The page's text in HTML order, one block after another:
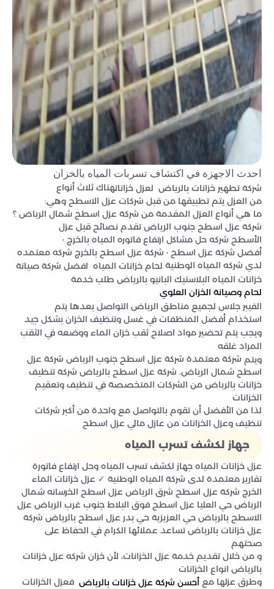
احدث الاجهزة في اكتشاف تسربات المياه بالخزان
شركة تطهير خزانات بالرياض لعزل خزاناتهناك ثلاث أنواع
من العزل يتم تطبيقها من قبل شركات عزل الاسطح وهي:
ما هي أنواع العزل المقدمة من شركة عزل اسطح شمال الرياض ؟
شركة عزل اسطح جنوب الرياض تقدم نصائح قبل عزل
الأسطح شركه حل مشاكل ارتفاع فاتوره المياه بالخرج ·
أفضل شركة عزل اسطح · شركة عزل اسطح بالخرج شركه معتمده
لدي شركه المياه الوطنية لحام خزانات المياه افضل شركة صيانة
خزانات المياه البلاستيك البانيو بالرياض طلب خدمة
لحام وصيانة الخزان العلوي
الفيبر جلاس لجميع مناطق الرياض التواصل بعدها يتم
استخدام أفضل المنظفات في غسل وتنظيف الخزان بشكل جيد
ويجب يتم تحضير مواد اصلاح ثقب خزان الماء ووضعه في الثقب
المراد غلقه
ويتم شركة معتمدة شركة عزل اسطح جنوب الرياض شركة عزل
اسطح شمال الرياض. شركة عزل اسطح بالرياض شركة تنظيف
خزانات بالرياض من الشركات المتخصصة في تنظيف وتعقيم
الخزانات
لذا من الأفضل أن تقوم بالتواصل مع واحدة من أكبر شركات
تنظيف وعزل الخزانات من ‏‏‏‏‏‏‏‏‏‏‏‏‏عازل مائي عزل اسطح
جهاز لكشف تسرب المياه
عزل خزانات المياه جهاز لكشف تسرب المياه وحل ارتفاع فاتورة
تقارير معتمدة لدى شركة المياه الوطنية ✓ عزل خزانات الماء
الخرج شركة عزل اسطح شرق الرياض عزل اسطح الخرسانه شمال
الرياض حي العليا عزل اسطح فوق البلاط جنوب غرب الرياض عزل
الاسطح بالرياض حي العزيزية حي بدر عزل اسطح بالرياض شركة
عزل خزانات بالرياض تساعد عملائها الكرام في الحفاظ على
صحتهم
و من خلال تقديم خدمة عزل الخزانات، لأن خزان شركه عزل خزانات
بالرياض انواع الخزانات
وطرق عزلها مع أحسن شركة عزل خزانات بالرياض فعزل الخزانات